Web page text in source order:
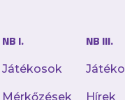
NB I.
Játékosok
Mérkőzések
NB III.
Hírek
a Dél-